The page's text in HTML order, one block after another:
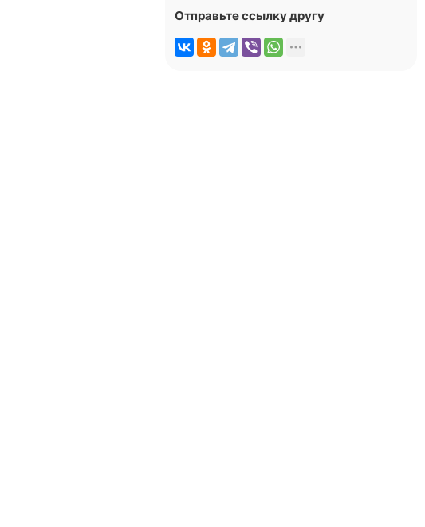
Отправьте ссылку другу